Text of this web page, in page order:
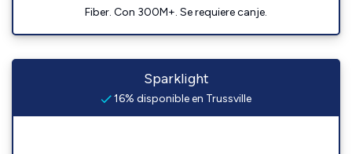
Fiber. Con 300M+. Se requiere canje.
Sparklight
16% disponible en Trussville